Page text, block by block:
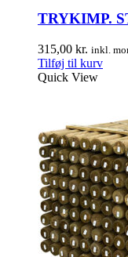
TRYKIMP.
315,00 kr. inkl.
Tilføj til kurv
Quick View